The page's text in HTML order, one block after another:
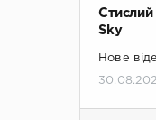
Sky
Нове